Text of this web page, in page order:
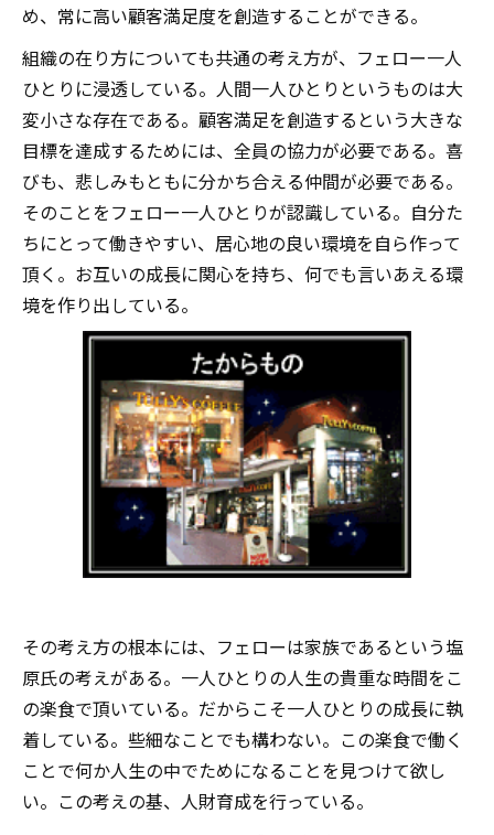
め、常に高い顧客満足度を創造することができる。
組織の在り方についても共通の考え方が、フェロー一人
ひとりに浸透している。人間一人ひとりというものは大
変小さな存在である。顧客満足を創造するという大きな
目標を達成するためには、全員の協力が必要である。喜
びも、悲しみもともに分かち合える仲間が必要である。
そのことをフェロー一人ひとりが認識している。自分た
ちにとって働きやすい、居心地の良い環境を自ら作って
頂く。お互いの成長に関心を持ち、何でも言いあえる環
境を作り出している。
その考え方の根本には、フェローは家族であるという塩
原氏の考えがある。一人ひとりの人生の貴重な時間をこ
の楽食で頂いている。だからこそ一人ひとりの成長に執
着している。些細なことでも構わない。この楽食で働く
ことで何か人生の中でためになることを見つけて欲し
い。この考えの基、人財育成を行っている。